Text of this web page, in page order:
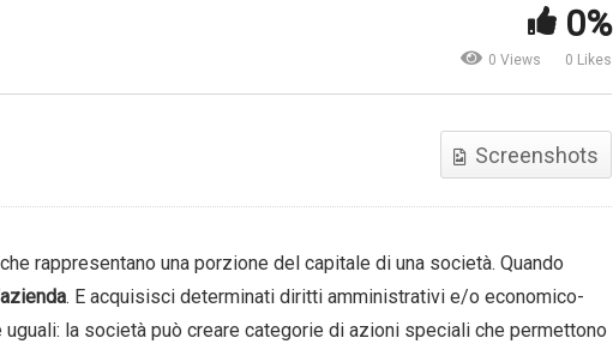
Che cosa sono i fondi comuni
di investimento? |
0%
0 Views 0 Likes
Screenshots
rappresentano una porzione del capitale di una società. Quando
. E acquisisci determinati diritti amministrativi e/o economico-
la società può creare categorie di azioni speciali che permettono